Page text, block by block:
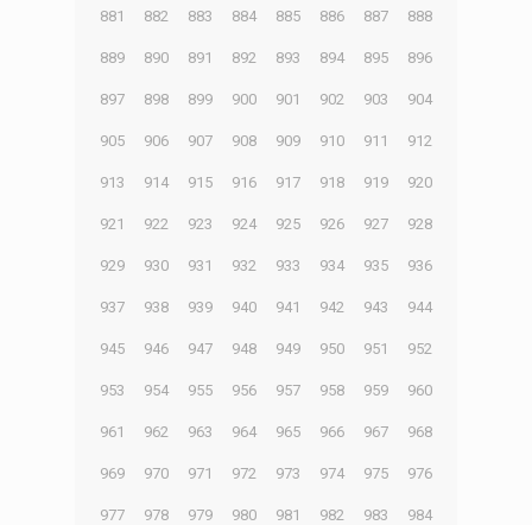
881 882 883 884 885 886 887 888
889 890 891 892 893 894 895 896
897 898 899 900 901 902 903 904
905 906 907 908 909 910 911 912
913 914 915 916 917 918 919 920
921 922 923 924 925 926 927 928
929 930 931 932 933 934 935 936
937 938 939 940 941 942 943 944
945 946 947 948 949 950 951 952
953 954 955 956 957 958 959 960
961 962 963 964 965 966 967 968
969 970 971 972 973 974 975 976
977 978 979 980 981 982 983 984